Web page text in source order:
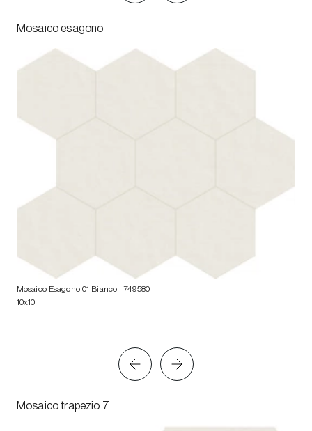
Mosaico esagono
Mosaico Esagono 01 Bianco - 749580
10x10
Mosaico trapezio 7